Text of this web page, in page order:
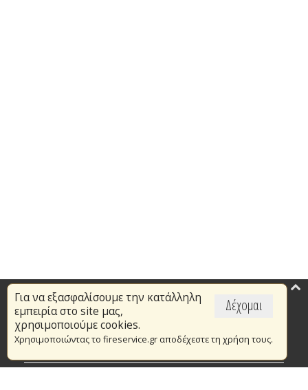
Δέχομαι
Για να εξασφαλίσουμε την κατάλληλη
εμπειρία στο site μας,
χρησιμοποιούμε cookies.
Χρησιμοποιώντας το fireservice.gr αποδέχεστε τη χρήση τους.
Επικαιρότητα
Το Πυροσβεστικό Σώμα